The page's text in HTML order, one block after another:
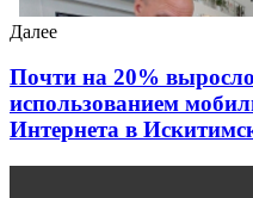
Далее
Почти на 20%
использованием
Интернета в